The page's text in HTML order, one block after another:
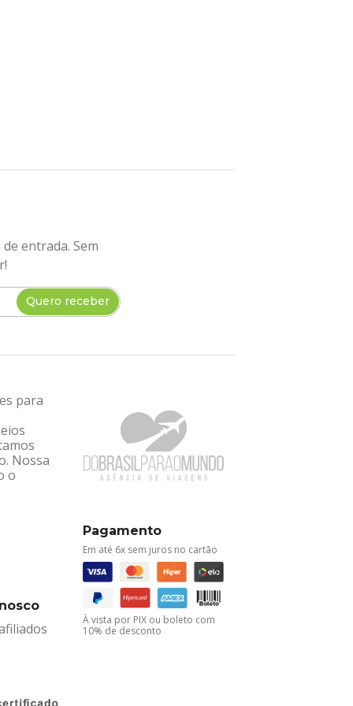
entrada. Sem
Quero receber
para
Nossa
o
Pagamento
Em até 6x sem juros no cartão
À vista por PIX ou boleto com
10% de desconto